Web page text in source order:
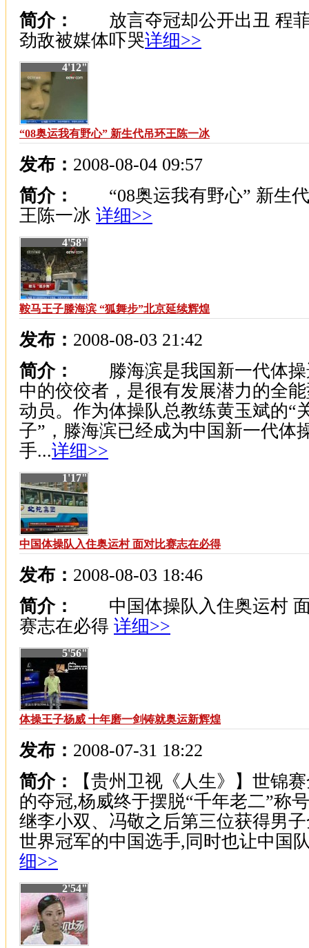
简介：
放言夺冠却公开出丑 程
劲敌被媒体吓哭详细>>
4'12"
“08奥运我有野心” 新生代吊环王陈一冰
发布： 2008-08-04 09:57
简介：
“08奥运我有野心” 新生
王陈一冰 详细>>
4'58"
鞍马王子滕海滨 “狐舞步”北京延续辉煌
发布： 2008-08-03 21:42
简介：
滕海滨是我国新一代体操
中的佼佼者，是很有发展潜力的全
动员。作为体操队总教练黄玉斌的“
子”，滕海滨已经成为中国新一代体
手...详细>>
1'17"
中国体操队入住奥运村 面对比赛志在必得
发布： 2008-08-03 18:46
简介：
中国体操队入住奥运村
赛志在必得 详细>>
5'56"
体操王子杨威 十年磨一剑铸就奥运新辉煌
发布： 2008-07-31 18:22
简介：
【贵州卫视《人生》】世锦
的夺冠,杨威终于摆脱“千年老二”称
继李小双、冯敬之后第三位获得男
世界冠军的中国选手,同时也让中国
细>>
2'54"